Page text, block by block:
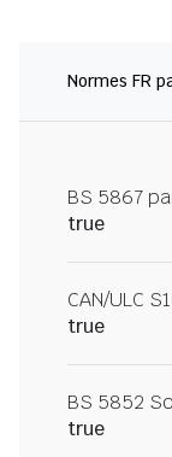
Normes FR
BS 5867
true
CAN/ULC
true
BS 5852
true